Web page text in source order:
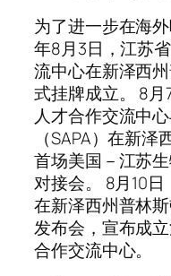
为了进一步在海
年8月3日，江苏
流中心在新泽西
式挂牌成立。 8
人才合作交流中
（SAPA）在新
首场美国－江苏
对接会。 8月10
在新泽西州普林
发布会，宣布成
合作交流中心。